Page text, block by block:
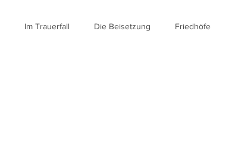
Im Trauerfall Die Beisetzung Friedhöfe